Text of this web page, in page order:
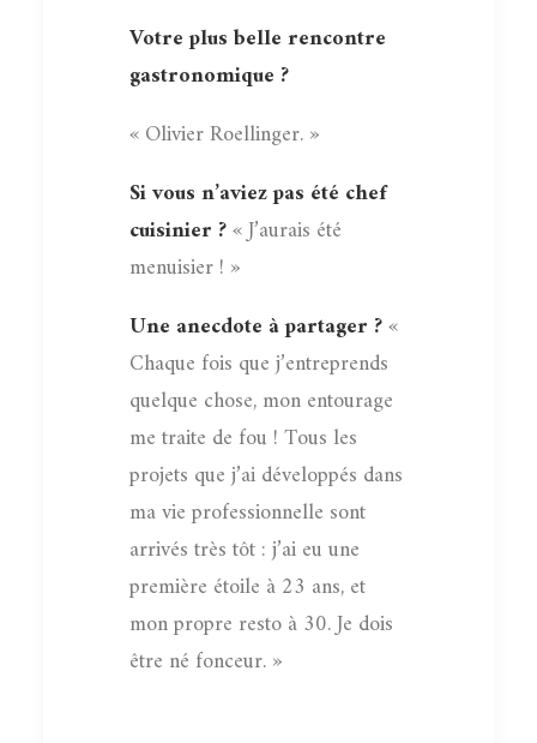
Votre plus belle rencontre
gastronomique ?
« Olivier Roellinger. »
Si vous n’aviez pas été chef
cuisinier ?« J’aurais été
menuisier ! »
Une anecdote à partager ?«
Chaque fois que j’entreprends
quelque chose, mon entourage
me traite de fou ! Tous les
projets que j’ai développés dans
ma vie professionnelle sont
arrivés très tôt : j’ai eu une
première étoile à 23 ans, et
mon propre resto à 30. Je dois
être né fonceur. »